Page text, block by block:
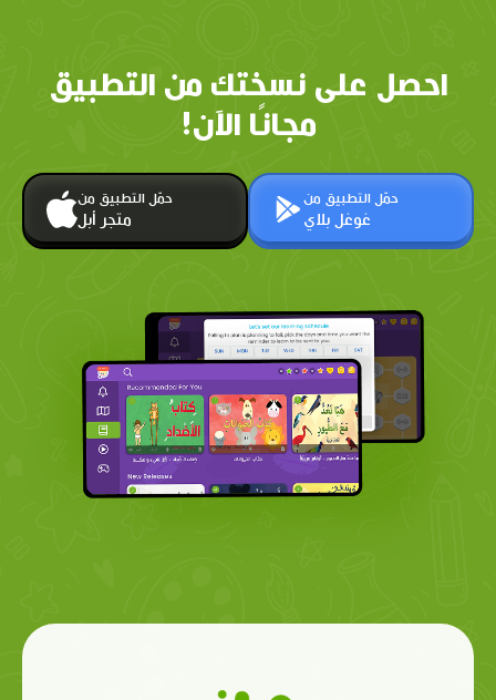
احصل على نسختك من التطبيق
مجانًا الآن!
حمّل التطبيق من
متجر أبل
حمّل التطبيق من
غوغل بلاي